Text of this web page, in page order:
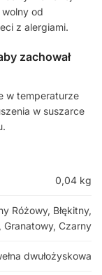
od
z alergiami.
zachował
w temperaturze
w suszarce
0,04 kg
Różowy, Błękitny,
Granatowy, Czarny
dwułożyskowa